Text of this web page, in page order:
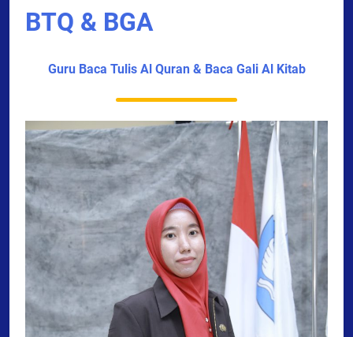
BTQ & BGA
Guru Baca Tulis Al Quran & Baca Gali Al Kitab